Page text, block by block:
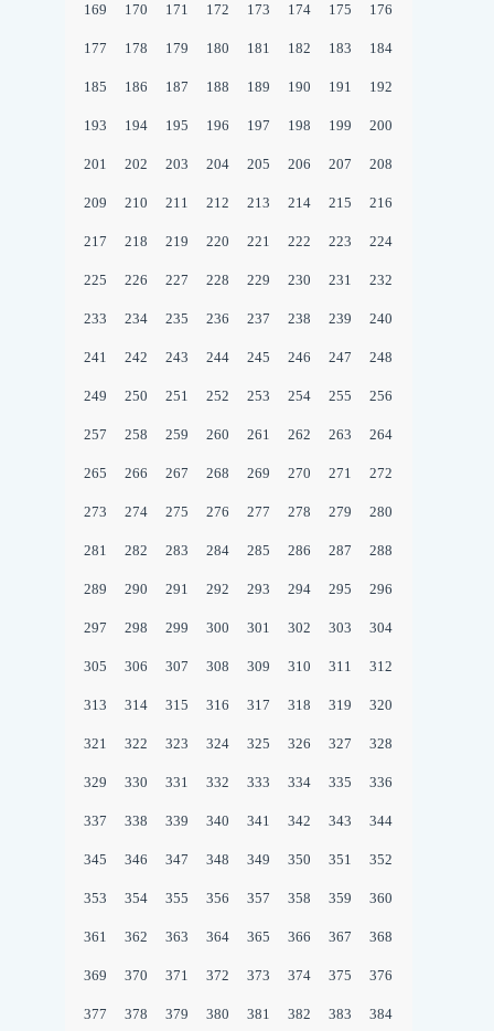
169 170 171 172 173 174 175 176
177 178 179 180 181 182 183 184
185 186 187 188 189 190 191 192
193 194 195 196 197 198 199 200
201 202 203 204 205 206 207 208
209 210 211 212 213 214 215 216
217 218 219 220 221 222 223 224
225 226 227 228 229 230 231 232
233 234 235 236 237 238 239 240
241 242 243 244 245 246 247 248
249 250 251 252 253 254 255 256
257 258 259 260 261 262 263 264
265 266 267 268 269 270 271 272
273 274 275 276 277 278 279 280
281 282 283 284 285 286 287 288
289 290 291 292 293 294 295 296
297 298 299 300 301 302 303 304
305 306 307 308 309 310 311 312
313 314 315 316 317 318 319 320
321 322 323 324 325 326 327 328
329 330 331 332 333 334 335 336
337 338 339 340 341 342 343 344
345 346 347 348 349 350 351 352
353 354 355 356 357 358 359 360
361 362 363 364 365 366 367 368
369 370 371 372 373 374 375 376
377 378 379 380 381 382 383 384